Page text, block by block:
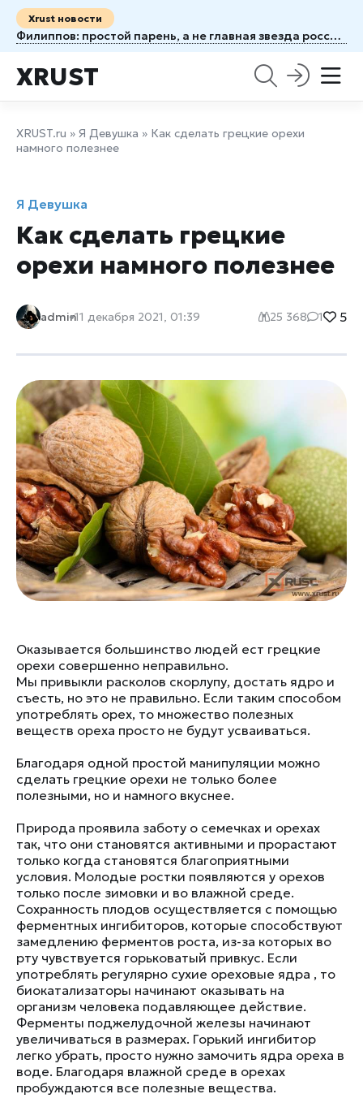
Xrust новости
Филиппов: простой парень, а не главная звезда российского спорта
XRUST
XRUST.ru » Я Девушка » Как сделать грецкие орехи
намного полезнее
Я Девушка
Как сделать грецкие
орехи намного полезнее
admin11 декабря 2021, 01:39 25 368 1 5
Оказывается большинство людей ест грецкие
орехи совершенно неправильно.
Мы привыкли расколов скорлупу, достать ядро и
съесть, но это не правильно. Если таким способом
употреблять орех, то множество полезных
веществ ореха просто не будут усваиваться.
Благодаря одной простой манипуляции можно
сделать грецкие орехи не только более
полезными, но и намного вкуснее.
Природа проявила заботу о семечках и орехах
так, что они становятся активными и прорастают
только когда становятся благоприятными
условия. Молодые ростки появляются у орехов
только после зимовки и во влажной среде.
Сохранность плодов осуществляется с помощью
ферментных ингибиторов, которые способствуют
замедлению ферментов роста, из-за которых во
рту чувствуется горьковатый привкус. Если
употреблять регулярно сухие ореховые ядра , то
биокатализаторы начинают оказывать на
организм человека подавляющее действие.
Ферменты поджелудочной железы начинают
увеличиваться в размерах. Горький ингибитор
легко убрать, просто нужно замочить ядра ореха в
воде. Благодаря влажной среде в орехах
пробуждаются все полезные вещества.